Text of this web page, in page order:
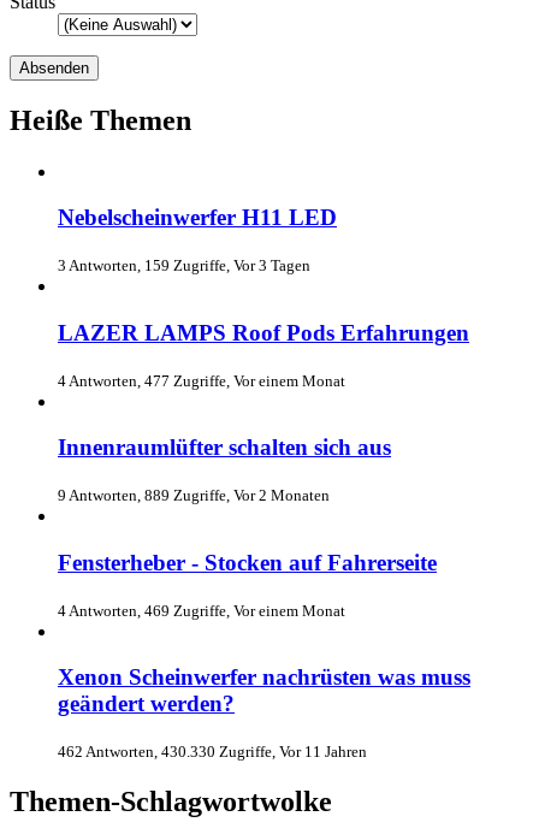
Heiße Themen
Nebelscheinwerfer H11 LED
3 Antworten, 159 Zugriffe, Vor 3 Tagen
LAZER LAMPS Roof Pods Erfahrungen
4 Antworten, 477 Zugriffe, Vor einem Monat
Innenraumlüfter schalten sich aus
9 Antworten, 889 Zugriffe, Vor 2 Monaten
Fensterheber - Stocken auf Fahrerseite
4 Antworten, 469 Zugriffe, Vor einem Monat
Xenon Scheinwerfer nachrüsten was muss
geändert werden?
462 Antworten, 430.330 Zugriffe, Vor 11 Jahren
Themen-Schlagwortwolke